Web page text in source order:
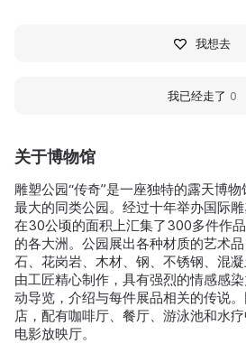
关于博物馆
雕塑公园“传奇”是一座独特的露天博
最大的同类公园。经过十年举办国际
在30公顷的面积上汇集了300多件作
的各大洲。公园展出各种材质的艺术
石、花岗岩、木材、钢、不锈钢、混
由工匠精心制作，具有强烈的情感感
动导览，介绍与每件展品相关的传说
店，配有咖啡厅、餐厅、游泳池和水
电影放映厅。
我想去
我已经走了 0